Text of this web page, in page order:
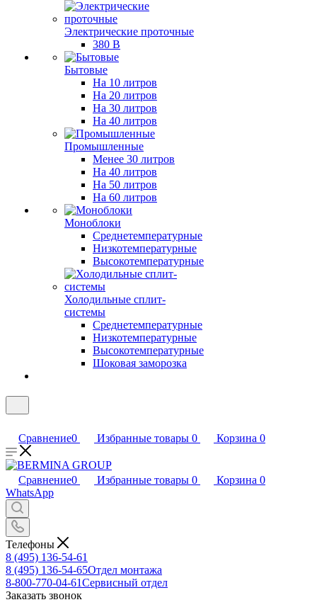
Электрические проточные
380 В
Бытовые
На 10 литров
На 20 литров
На 30 литров
На 40 литров
Промышленные
Менее 30 литров
На 40 литров
На 50 литров
На 60 литров
Моноблоки
Среднетемпературные
Низкотемпературные
Высокотемпературные
Холодильные сплит-
системы
Среднетемпературные
Низкотемпературные
Высокотемпературные
Шоковая заморозка
Сравнение0 Избранные товары 0 Корзина 0
Сравнение0 Избранные товары 0 Корзина 0
WhatsApp
Телефоны
8 (495) 136-54-61
8 (495) 136-54-65Отдел монтажа
8-800-770-04-61Сервисный отдел
Заказать звонок